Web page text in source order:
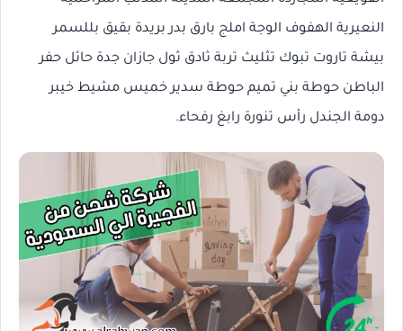
النعيرية الهفوف الوجة املج بارق بدر بريدة بقيق بللسمر
بيشة تاروت تبوك تثليث تربة ثادق ثول جازان جدة حائل حفر
الباطن حوطة بني تميم حوطة سدير خميس مشيط خيبر
دومة الجندل رأس تنورة رابغ رفحاء.